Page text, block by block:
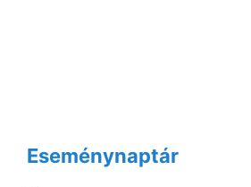
Eseménynaptár